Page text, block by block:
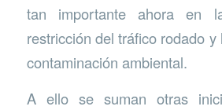
tan importante ahora en
restricción del tráfico rodado
contaminación ambiental.
A ello se suman otras